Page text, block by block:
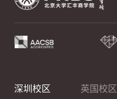
深圳校区 英国校区